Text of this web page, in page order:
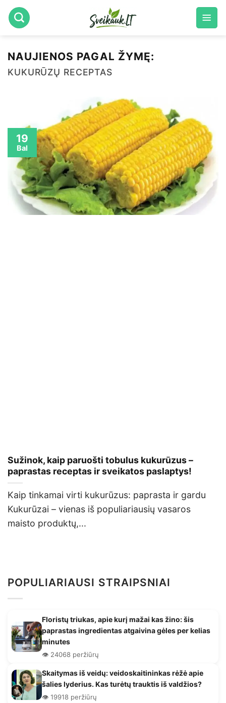
Skip
to
NAUJIENOS PAGAL ŽYMĘ:
KUKURŪZŲ RECEPTAS
Sužinok, kaip paruošti tobulus kukurūzus –
paprastas receptas ir sveikatos paslaptys!
Kaip tinkamai virti kukurūzus: paprasta ir gardu
Kukurūzai – vienas iš populiariausių vasaros
maisto produktų,...
19
Bal
POPULIARIAUSI STRAIPSNIAI
Floristų triukas, apie kurį mažai kas žino: šis
paprastas ingredientas atgaivina gėles per kelias
minutes
👁️ 24068 peržiūrų
Skaitymas iš veidų: veidoskaitininkas rėžė apie
šalies lyderius. Kas turėtų trauktis iš valdžios?
👁️ 19918 peržiūrų